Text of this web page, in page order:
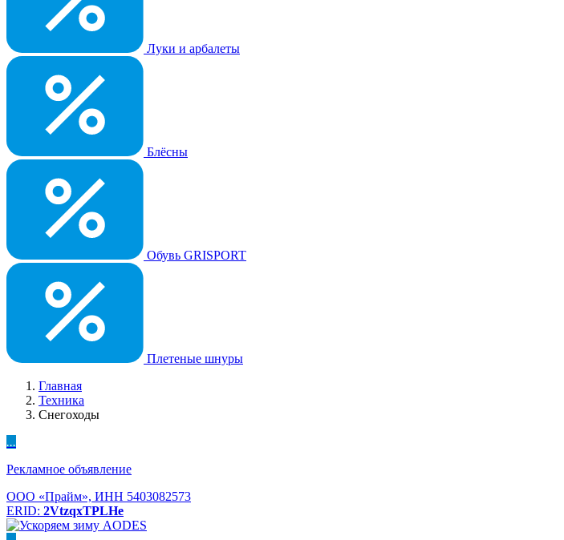
Луки и арбалеты
Блёсны
Обувь GRISPORT
Плетеные шнуры
Главная
Техника
Снегоходы
...
Рекламное объявление
ООО «Прайм», ИНН 5403082573
ERID: 2VtzqxTPLHe